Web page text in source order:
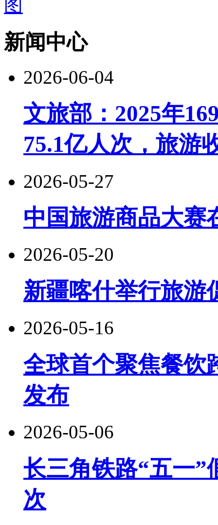
新闻中心
2026-06-04
文旅部：2025年
75.1亿人次，旅游
2026-05-27
中国旅游商品大赛
2026-05-20
新疆喀什举行旅游
2026-05-16
全球首个聚焦餐饮
发布
2026-05-06
长三角铁路“五一”
次